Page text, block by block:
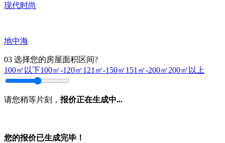
现代时尚
地中海
03 选择您的房屋面积区间?
100㎡以下100㎡-120㎡121㎡-150㎡151㎡-200㎡200㎡以上
请您稍等片刻， 报价正在生成中...
您的报价已生成完毕！